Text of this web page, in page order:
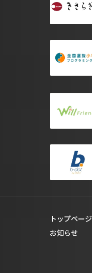
トップページ
お知らせ